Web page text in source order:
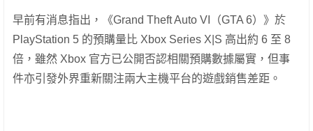
早前有消息指出，《Grand Theft Auto VI（GTA 6）》於
PlayStation 5 的預購量比 Xbox Series X|S 高出約 6 至 8
倍，雖然 Xbox 官方已公開否認相關預購數據屬實，但事
件亦引發外界重新關注兩大主機平台的遊戲銷售差距。